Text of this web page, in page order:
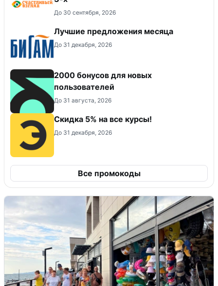
До 30 сентября, 2026
Лучшие предложения месяца
До 31 декабря, 2026
2000 бонусов для новых
пользователей
До 31 августа, 2026
Скидка 5% на все курсы!
До 31 декабря, 2026
Все промокоды